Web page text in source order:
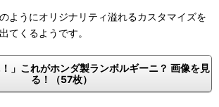
ようにオリジナリティ溢れるカスタマイズを
てくるようです。
」これがホンダ製ランボルギーニ？ 画像を見
る！（57枚）